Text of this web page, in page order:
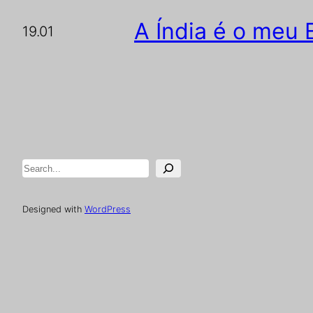
19.01 A Índia é o meu
Pesquisar
Designed with WordPress